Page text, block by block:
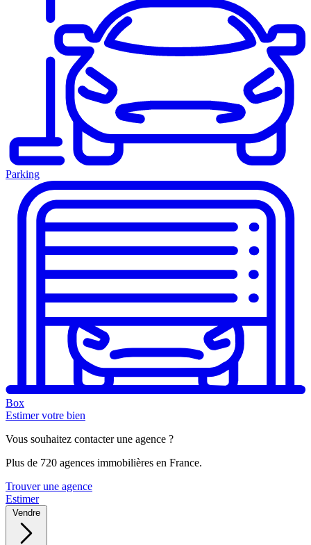
Parking
Box
Estimer votre bien
Vous souhaitez contacter une agence ?
Plus de 720 agences immobilières en France.
Trouver une agence
Estimer
Vendre